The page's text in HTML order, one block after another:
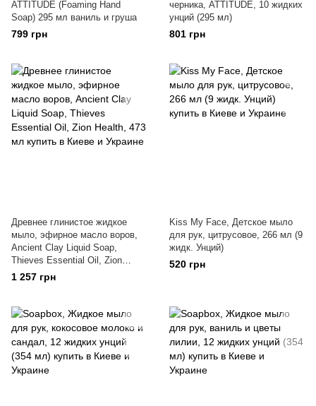
ATTITUDE (Foaming Hand
Soap) 295 мл ваниль и груша
799 грн
черника, ATTITUDE, 10 жидких
унций (295 мл)
801 грн
Древнее глинистое жидкое
мыло, эфирное масло воров,
Ancient Clay Liquid Soap,
Thieves Essential Oil, Zion
Health, 473 мл
1 257 грн
Kiss My Face, Детское мыло
для рук, цитрусовое, 266 мл (9
жидк. Унций)
520 грн